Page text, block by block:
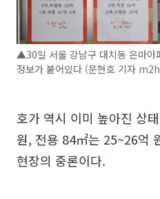
▲30일 서울 강남구 대치동 은마아
정보가 붙어있다 (문현호 기자
호가 역시 이미 높아진 상
원, 전용 84㎡는 25~26억
현장의 중론이다.